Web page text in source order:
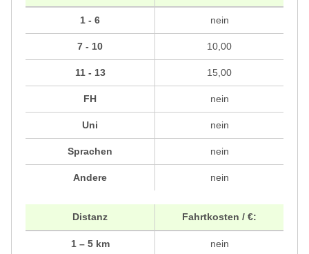
1 - 6
7 - 10
11 - 13
FH
Uni
Sprachen
Andere
nein
10,00
15,00
nein
nein
nein
nein
Distanz
1 – 5 km
Fahrtkosten / €:
nein